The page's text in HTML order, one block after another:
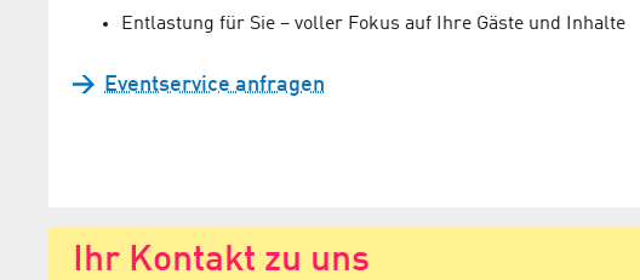
Entlastung für Sie – voller Fokus auf Ihre Gäste und Inhalte
Eventservice anfragen
Ihr Kontakt zu uns